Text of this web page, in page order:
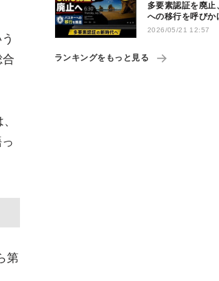
第
多要素認証を廃止
への移行を呼びか
2026/05/21 12:57
ランキングをもっと見る